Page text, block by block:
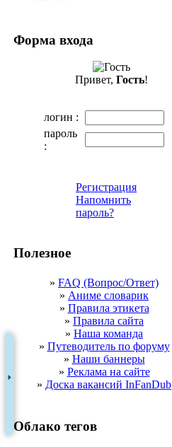
Форма входа
Привет, Гость!
логин :
пароль
:
Регистрация
Напомнить
пароль?
Полезное
» FAQ (Вопрос/Ответ)
» Аниме словарик
» Правила этикета
» Правила сайта
» Наша команда
» Путеводитель по форуму
» Наши баннеры
» Реклама на сайте
» Доска вакансий InFanDub
Облако тегов